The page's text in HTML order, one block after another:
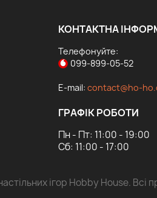
КОНТАКТНА
Телефонуйте:
099-899-05-52
E-mail: contact@ho-
ГРАФІК РОБОТИ
Пн - Пт: 11:00 - 19:00
Сб: 11:00 - 17:00
ігор Hobby House. Всі